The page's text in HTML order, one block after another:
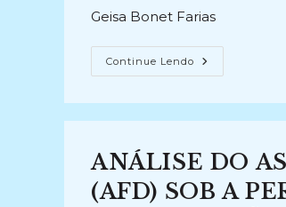
Geisa Bonet Farias
Continue Lendo
FUNCIONAL
ANÁLISE DO
(AFD) SOB A